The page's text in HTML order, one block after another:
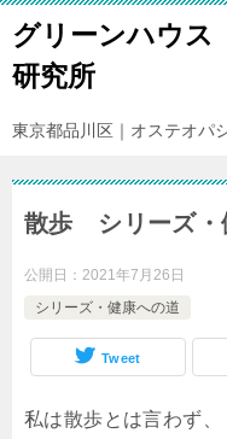
グリーンハウ
研究所
東京都品川区｜オステオパ
散歩 シリーズ・
公開日： 2021年7月26日
シリーズ・健康への道
Tweet
私は散歩とは言わず、